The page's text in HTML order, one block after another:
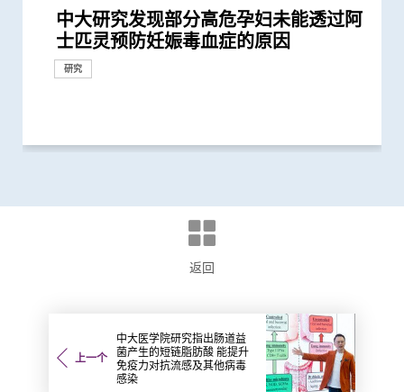
中大研究发现部分高危孕妇未能透过阿
士匹灵预防妊娠毒血症的原因
研究
中大与美国贝勒医学院研究证实阿士匹
灵可减慢妊娠代谢时钟 降低患妊娠毒
血症风险
中大全新一站式PGT-Plus方案 精准辨
识传统检测中复杂基因异常「盲点」
降低人工受孕流产及异常妊娠风险
中大医学院长达近20年追踪研究 揭示
妊娠糖尿及怀孕期血糖上升对孕妇及子
女的长期健康风险
中大领导亚洲多中心研究证实早孕期
「早产妊娠毒血症」筛查及预防 有助
高危孕妇减四成患病风险 与威院推行...
中大与家计会合作开展赛马会「高危配
偶遗传病基因筛查」计划
健康推广计划
中大研究发现接种疫苗加强剂有效提高
母乳中新冠病毒抗体 保护年幼婴儿
研究
中大全基因组测序技术为惯性流产夫妇
作更精准的遗传病因检测及诊断
研究
中大改良英国胎儿医学基金会之「三重
检测方法」 证可提升亚洲孕妇「早产
妊娠毒血症检出率」一倍
中大医学院潘昭颐教授获颁「裘槎优秀
医学科研者奖2026」
奖项及荣誉
怀未足月孖胎孕妇急性主动脉撕裂 情
况极罕见危急 中大威院跨专科团队成
功为孕妇紧急修复主动脉保三命
中大与伦敦大学玛丽皇后学院领导全球
最大型「缩时成像培养箱」研究 发现
以此技术培养体外受精胚胎效果与传...
中大辅助生育技术中心助本港癌症患者
保存生殖能力
研究
中大研究显示新冠病毒抗体可经母体传
至胎儿
研究
中大证实改良版高能聚焦超声波有效治
疗子宫肌瘤
研究
患有多囊卵巢综合症华人女性的糖尿病
风险是非患病人士的4倍
研究
中大率先引入全基因组测序技术作胎儿
产前诊断
研究
中大研究警示怀孕妇女注意体重增幅
研究
中大建议所有孕妇作口服葡萄糖耐量测
试 全港两成孕妇患妊娠糖尿 研究发现
其子女糖尿病风险为同龄儿童3倍
中大推全球首项运用「单细胞基因技
术」检测卵子质素研究 破解卵子老化
及女性不育之谜
中大再获夏约书孤儿症基金会支持新生
儿筛查服务 新增「先天性肾上腺皮质
增生症」检测
中大发现本港孕妇乙肝带菌率维持偏高
与25年前未引入初生婴儿全面疫苗计划
时相若
中大证实注射「加压素」可有效降低宫
腔镜子宫肌瘤切除术风险
研究
中大与夏约书孤儿症基金会携手合作
于本港率先推出新生儿代谢筛查计划
捐款
中大首推全港脆性X综合症 (X染色体易
裂症) 筛查服务
临床服务
中大与美国专家携手合作进行临床遗传
学培训 设立本港首个一站式遗传病门
诊服务
中大率先引入基因晶(芯)片技术作胎儿
产前诊断
研究
返回
上一个
中大医学院研究指出肠道益
菌产生的短链脂肪酸 能提升
免疫力对抗流感及其他病毒
感染